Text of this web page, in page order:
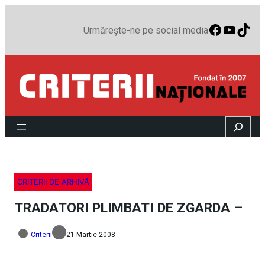
Urmărește-ne pe social media
Search
CRITERII DE ARHIVĂ
TRADATORI PLIMBATI DE ZGARDA –
Criterii 21 Martie 2008